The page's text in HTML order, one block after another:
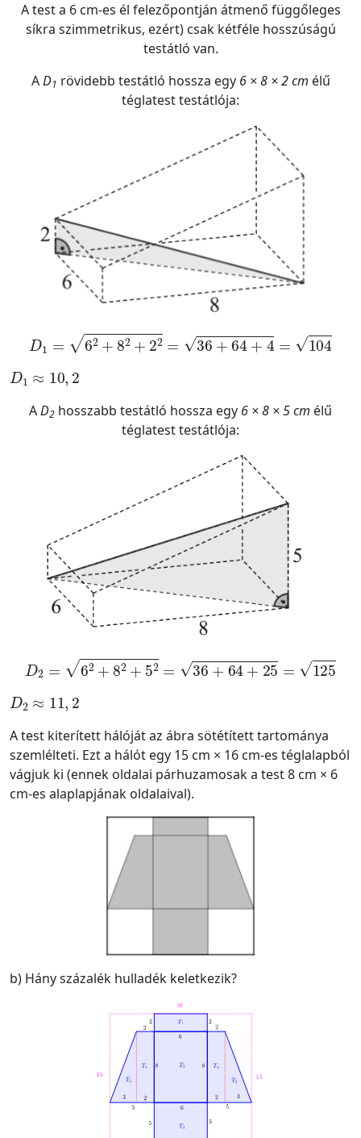
A test a 6 cm-es él felezőpontján átmenő függőleges
síkra szimmetrikus, ezért) csak kétféle hosszúságú
testátló van.
AD1 rövidebb testátló hossza egy 6 × 8 × 2 cm élű
téglatest testátlója:
D1=62+82+2 36+64+4=104
D
AD2 hosszabb testátló hossza egy 6 × 8 × 5 cm élű
téglatest testátlója:
D2=62+82+5 36+64+25=125
D
A test kiterített hálóját az ábra sötétített tartománya
szemlélteti. Ezt a hálót egy 15 cm × 16 cm-es téglalapból
vágjuk ki (ennek oldalai párhuzamosak a test 8 cm × 6
cm-es alaplapjának oldalaival).
b) Hány százalék hulladék keletkezik?